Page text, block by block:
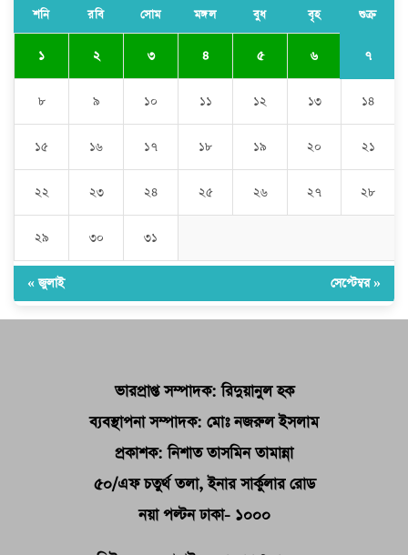
শনি রবি সোম মঙ্গল বুধ বৃহ শুক্র
১ ২ ৩ ৪ ৫ ৬ ৭
৮ ৯ ১০ ১১ ১২ ১৩ ১৪
১৫ ১৬ ১৭ ১৮ ১৯ ২০ ২১
২২ ২৩ ২৪ ২৫ ২৬ ২৭ ২৮
২৯ ৩০ ৩১
« জুলাই সেপ্টেম্বর »
ভারপ্রাপ্ত সম্পাদক: রিদুয়ানুল হক
ব্যবস্থাপনা সম্পাদক: মোঃ নজরুল ইসলাম
প্রকাশক: নিশাত তাসমিন তামান্না
৫০/এফ চতুর্থ তলা, ইনার সার্কুলার রোড
নয়া পল্টন ঢাকা- ১০০০